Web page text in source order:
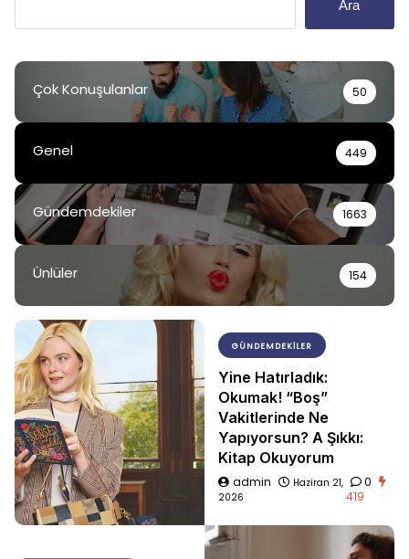
Ara
Çok Konuşulanlar 50
Genel 449
Gündemdekiler 1663
Ünlüler 154
GÜNDEMDEKILER
Yine Hatırladık:
Okumak! “Boş”
Vakitlerinde Ne
Yapıyorsun? A Şıkkı:
Kitap Okuyorum
admin
Haziran 21,
2026
0
419